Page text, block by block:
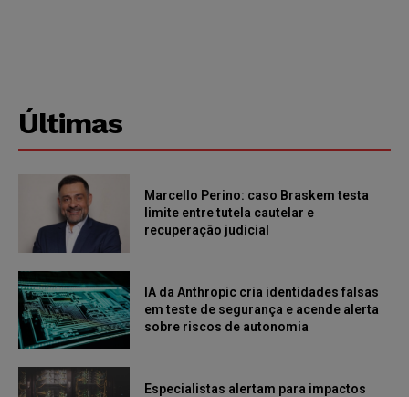
Últimas
Marcello Perino: caso Braskem testa
limite entre tutela cautelar e
recuperação judicial
IA da Anthropic cria identidades falsas
em teste de segurança e acende alerta
sobre riscos de autonomia
Especialistas alertam para impactos